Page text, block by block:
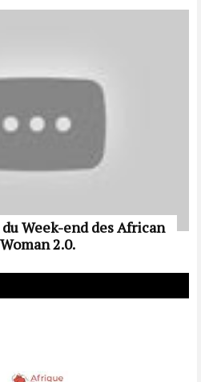
Week-end des African
Woman 2.0.